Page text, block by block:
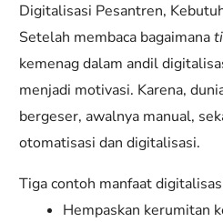
Digitalisasi Pesantren,
Setelah membaca bagaimana
kemenag dalam andil
menjadi motivasi. Karena,
bergeser, awalnya manual,
otomatisasi dan digitalisasi.
Tiga contoh manfaat
Hempaskan kerumitan